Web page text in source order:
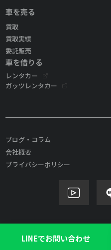
LINEでお問い合わせ
車を売る
買取
買取実績
委託販売
車を借りる
レンタカー
ガッツレンタカー
ブログ・コラム
会社概要
プライバシーポリシー